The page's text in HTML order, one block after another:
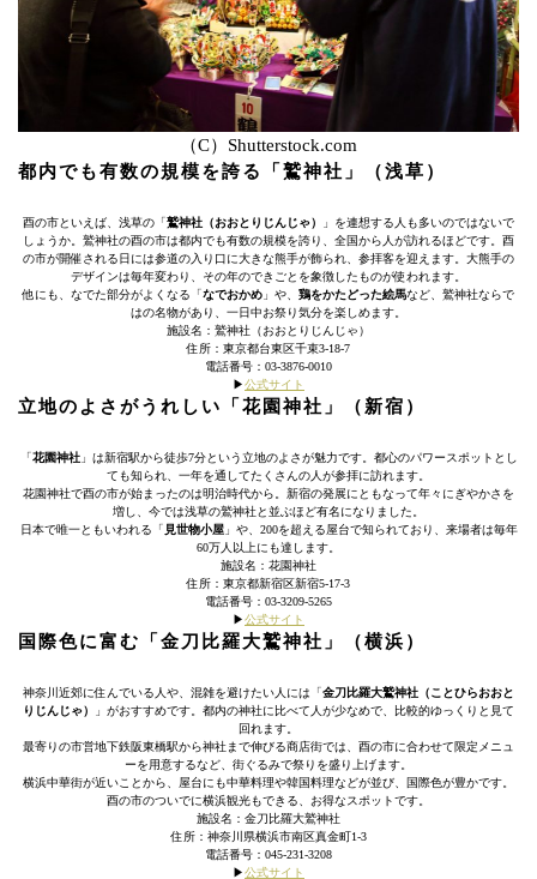
（C）Shutterstock.com
都内でも有数の規模を誇る「鷲神社」（浅草）
酉の市といえば、浅草の「鷲神社（おおとりじんじゃ）
」を連想する人も多いのではないで
しょうか。鷲神社の酉の市は都内でも有数の規模を誇り、全国から人が訪れるほどです。酉
の市が開催される日には参道の入り口に大きな熊手が飾られ、参拝客を迎えます。大熊手の
デザインは毎年変わり、その年のできごとを象徴したものが使われます。
他にも、なでた部分がよくなる「なでおかめ 」や、 鶏をかたどった絵馬など、鷲神社ならで
はの名物があり、一日中お祭り気分を楽しめます。
施設名：鷲神社（おおとりじんじゃ）
住所：東京都台東区千束3-18-7
電話番号：03-3876-0010
▶︎公式サイト
立地のよさがうれしい「花園神社」（新宿）
「花園神社」は新宿駅から徒歩7分という立地のよさが魅力です。都心のパワースポットとし
ても知られ、一年を通してたくさんの人が参拝に訪れます。
花園神社で酉の市が始まったのは明治時代から。新宿の発展にともなって年々にぎやかさを
増し、今では浅草の鷲神社と並ぶほど有名になりました。
日本で唯一ともいわれる「 見世物小屋」や、200を超える屋台で知られており、来場者は毎年
60万人以上にも達します。
施設名：花園神社
住所：東京都新宿区新宿5-17-3
電話番号：03-3209-5265
▶︎公式サイト
国際色に富む「金刀比羅大鷲神社」（横浜）
神奈川近郊に住んでいる人や、混雑を避けたい人には「金刀比羅大鷲神社（ことひらおおと
りじんじゃ）
」がおすすめです。都内の神社に比べて人が少なめで、比較的ゆっくりと見て
回れます。
最寄りの市営地下鉄阪東橋駅から神社まで伸びる商店街では、酉の市に合わせて限定メニュ
ーを用意するなど、街ぐるみで祭りを盛り上げます。
横浜中華街が近いことから、屋台にも中華料理や韓国料理などが並び、国際色が豊かです。
酉の市のついでに横浜観光もできる、お得なスポットです。
施設名：金刀比羅大鷲神社
住所：神奈川県横浜市南区真金町1-3
電話番号：045-231-3208
▶︎公式サイト